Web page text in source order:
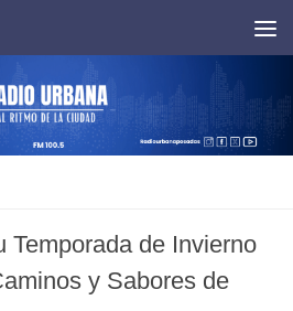
Temporada de Invierno
y Sabores de